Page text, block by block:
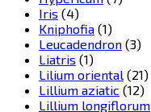
Iris (4)
Kniphofia (1)
Leucadendron (3)
Liatris (1)
Lilium oriental (21)
Lillium aziatic (12)
Lillium longiflorum